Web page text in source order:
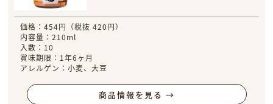
価格：454円（税抜 420円）
内容量：210ml
入数：10
賞味期限：1年6ヶ月
アレルゲン：小麦、大豆
商品情報を見る →